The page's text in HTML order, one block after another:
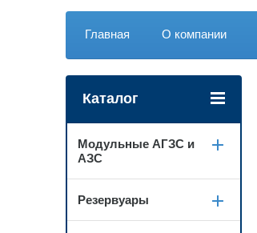
Главная О компании
Каталог
Модульные АГЗС и
АЗС
Резервуары